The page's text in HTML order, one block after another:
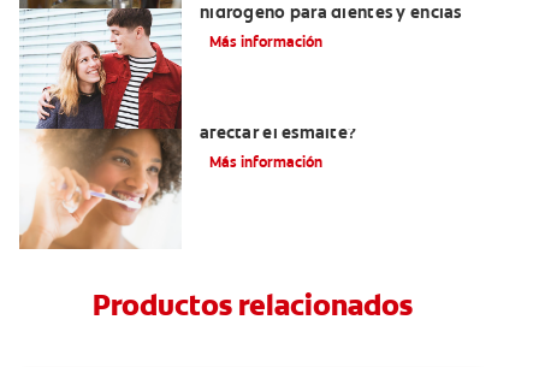
hidrógeno para dientes y encías
Más información
afectar el esmalte?
Más información
Productos relacionados